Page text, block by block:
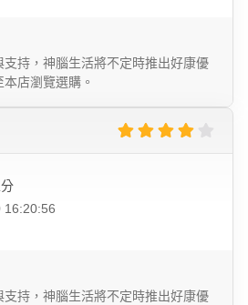
持，神腦生活將不定時推出好康優
店瀏覽選購。
16:20:56
持，神腦生活將不定時推出好康優